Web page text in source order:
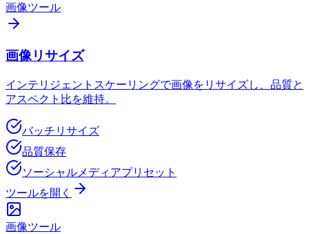
画像ツール
画像リサイズ
インテリジェントスケーリングで画像をリサイズし、品質と
アスペクト比を維持。
バッチリサイズ
品質保存
ソーシャルメディアプリセット
ツールを開く
画像ツール